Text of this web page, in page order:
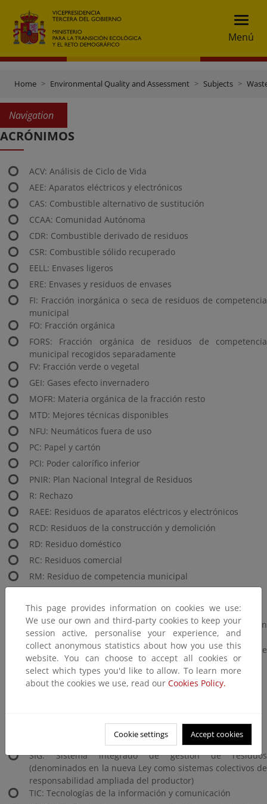
Menú
Home Environmental Quality and Assessment Subjects
Navigation
ACRÓNIMOS
ACV: Análisis de Ciclo de Vida
AEE: Aparatos eléctricos y electrónicos
CAS: Combustible alternativo de sustitución
CCAA: Comunidad Autónoma
CDR: Combustible derivado de residuos
CSR: Combustible sólido recuperado
EELL: Envases ligeros
ERE: Envases y residuos de envases
FI: Fracción inorgánica o seca de residuos de competencia
municipal
FO: Fracción orgánica
FORS: Fracción orgánica de residuos de competencia
municipal recogidos separadamente
FV: Fracción verde o vegetal
GEI: Gases efecto invernadero
MOFR: Materia orgánica de la fracción resto
MTD: Mejores técnicas disponibles
NFU: Neumáticos fuera de uso
PC: Papel y cartón
PCI: Poder calorífico inferior
PNIR: Plan Nacional Integral de Residuos
R: Rechazo
RAEE: Residuos de aparatos eléctricos y electrónicos
RCD: Residuos de la construcción y demolición
RD: Residuo doméstico
RC: Residuos comercial
RM: Residuo de competencia municipal
RMB: Residuos de competencia municipal biodegradables
RPM: Residuo peligroso de competencia municipal
RPPQ: Residuo peligroso de competencia municipal en
pequeñas cantidades
RSU: Residuo sólido urbano/residuos sólido de
competencia municipal
RS: Recogida separada
RSB: Recogida separada bruta
RV: Residuo verde o vegetal
SDDR: Sistema de depósito, devolución y retorno
SIG: Sistema integrado de gestión de residuos
(denominados en la nueva Ley como sistemas colectivos de
responsabilidad ampliada del productor)
TIC: Tecnologías de la información y comunicación
This page provides information on cookies we use:
We use our own and third-party cookies to keep your
session active, personalise your experience, and
collect anonymous statistics about how you use this
website. You can choose to accept all cookies or
select which types you'd like to allow. To learn more
about the cookies we use, read our Cookies Policy.
Cookie settings Accept cookies